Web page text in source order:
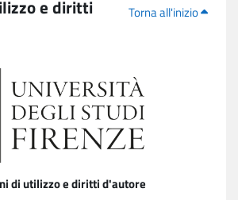
Torna all'inizio
e diritti
di utilizzo e diritti d'autore